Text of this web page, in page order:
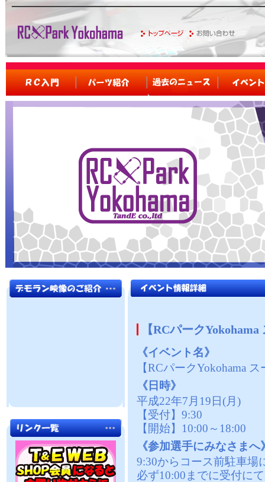
【RCパーク
《イベント名》
【RCパークYokohama
《日時》
平成22年7月19日(月)
【受付】9:30
【開始】10:00～18:00
《参加選手にみなさまへ
9:30からコース前駐車場
必ず10:00までに受付に